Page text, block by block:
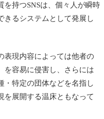
を持つSNSは、個々人が瞬時
きるシステムとして発展し
表現内容によっては他者の
を容易に侵害し、さらには
・特定の団体などを名指し
を展開する温床ともなって